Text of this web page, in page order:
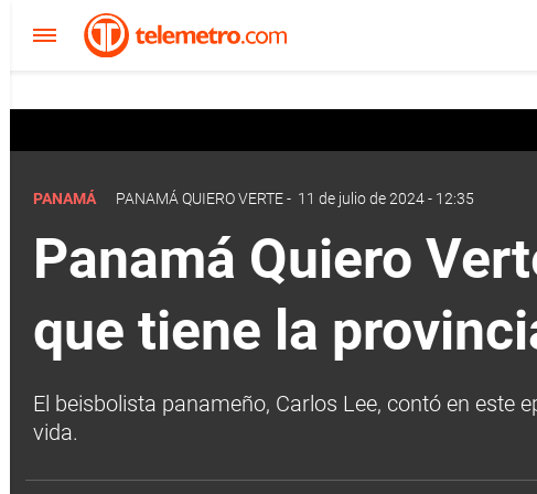
PANAMÁ
PANAMÁ QUIERO VERTE- 11 de julio de 2024 - 12:35
Panamá Quiero
que tiene la
El beisbolista panameño, Carlos Lee, contó en este
vida.